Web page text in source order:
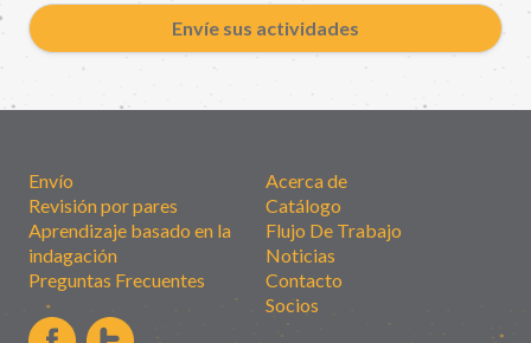
Envíe sus actividades
Envío
Revisión por pares
Aprendizaje basado en la
indagación
Preguntas Frecuentes
Acerca de
Catálogo
Flujo De Trabajo
Noticias
Contacto
Socios